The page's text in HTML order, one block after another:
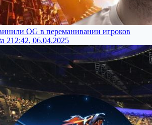
OG в переманивании игроков
212:42, 06.04.2025